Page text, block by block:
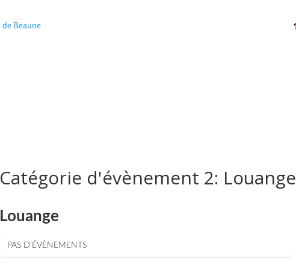
Catégorie d'évènement 2: Louange
Louange
PAS D'ÉVÈNEMENTS